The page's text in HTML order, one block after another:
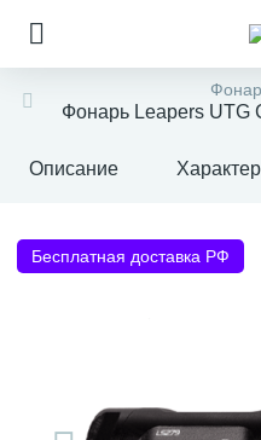
Фонарь Leapers UTG
Описание
Бесплатная доставка РФ